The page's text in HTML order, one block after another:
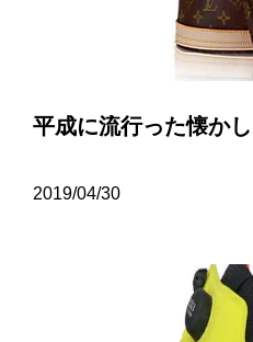
平成に流行った懐か
2019/04/30